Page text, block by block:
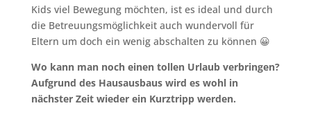
Kids viel Bewegung möchten, ist es ideal und durch
die Betreuungsmöglichkeit auch wundervoll für
Eltern um doch ein wenig abschalten zu können 😀
Wo kann man noch einen tollen Urlaub verbringen?
Aufgrund des Hausausbaus wird es wohl in
nächster Zeit wieder ein Kurztripp werden.